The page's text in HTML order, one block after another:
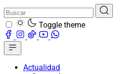
Toggle theme
Actualidad